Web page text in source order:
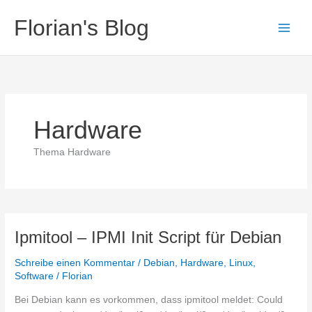
Inhalt
springen
Florian's Blog
Hardware
Thema Hardware
Ipmitool – IPMI Init Script für Debian
Schreibe einen Kommentar / Debian Hardware Linux
Software / Florian
Bei Debian kann es vorkommen, dass ipmitool meldet: Could